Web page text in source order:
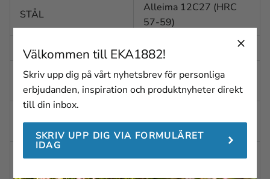
STÅL
Alleima 12C27 (HRC
57-59)
BLADFINISH
Polerad
BLADFORM
(SKINNING)
Spetsig
(GUTTING)
Konkav
Välkommen till EKA1882!
Skriv upp dig på vårt nyhetsbrev för personliga
erbjudanden, inspiration och produktnyheter direkt
till din inbox.
SKRIV UPP DIG VIA FORMULÄRET
IDAG